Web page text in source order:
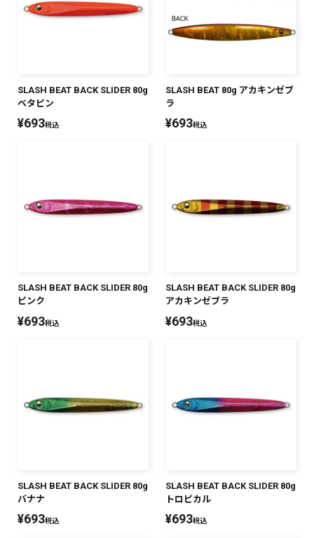
SLASH BEAT BACK SLIDER 80g
ベタピン
¥693税込
SLASH BEAT 80g アカキンゼブ
ラ
¥693税込
SLASH BEAT BACK SLIDER 80g
ピンク
¥693税込
SLASH BEAT BACK SLIDER 80g
アカキンゼブラ
¥693税込
SLASH BEAT BACK SLIDER 80g
バナナ
¥693税込
SLASH BEAT BACK SLIDER 80g
トロピカル
¥693税込